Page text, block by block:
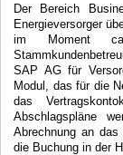
Der Bereich
Energieversorger
im Moment
SAP AG für
Modul, das für die
das
Abschlagspläne
Abrechnung an
die Buchung in der